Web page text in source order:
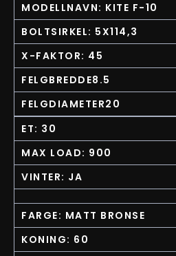
MODELLNAVN: KITE F-10
BOLTSIRKEL: 5X114,3
X-FAKTOR: 45
FELGBREDDE8.5
FELGDIAMETER20
ET: 30
MAX LOAD: 900
VINTER: JA
FARGE: MATT BRONSE
KONING: 60